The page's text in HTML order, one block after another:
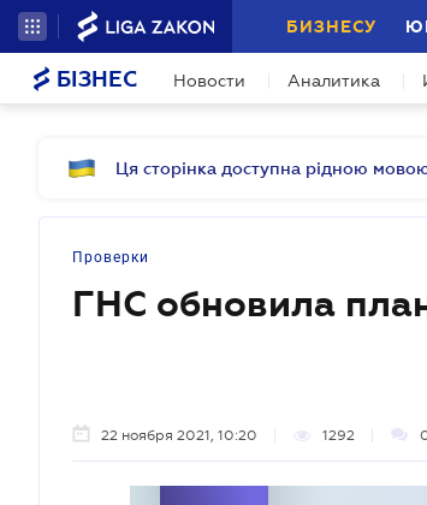
БИЗНЕСУ
БІЗНЕС Новости Аналитика
Ця сторінка доступна рідною
Проверки
ГНС обновила
22 ноября 2021, 10:20 1292